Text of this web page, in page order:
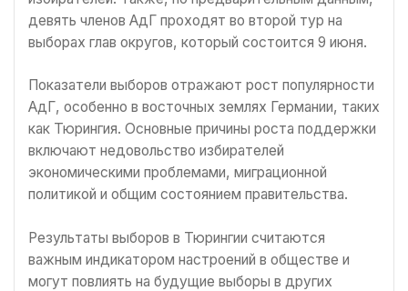
девять членов АдГ проходят во второй тур на
выборах глав округов, который состоится 9 июня.
Показатели выборов отражают рост популярности
АдГ, особенно в восточных землях Германии, таких
как Тюрингия. Основные причины роста поддержки
включают недовольство избирателей
экономическими проблемами, миграционной
политикой и общим состоянием правительства.
Результаты выборов в Тюрингии считаются
важным индикатором настроений в обществе и
могут повлиять на будущие выборы в других